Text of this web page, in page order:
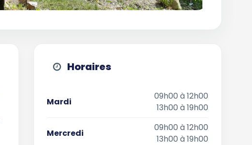
Horaires
Mardi
09h00 à 12h00
13h00 à 19h00
Mercredi
09h00 à 12h00
13h00 à 19h00